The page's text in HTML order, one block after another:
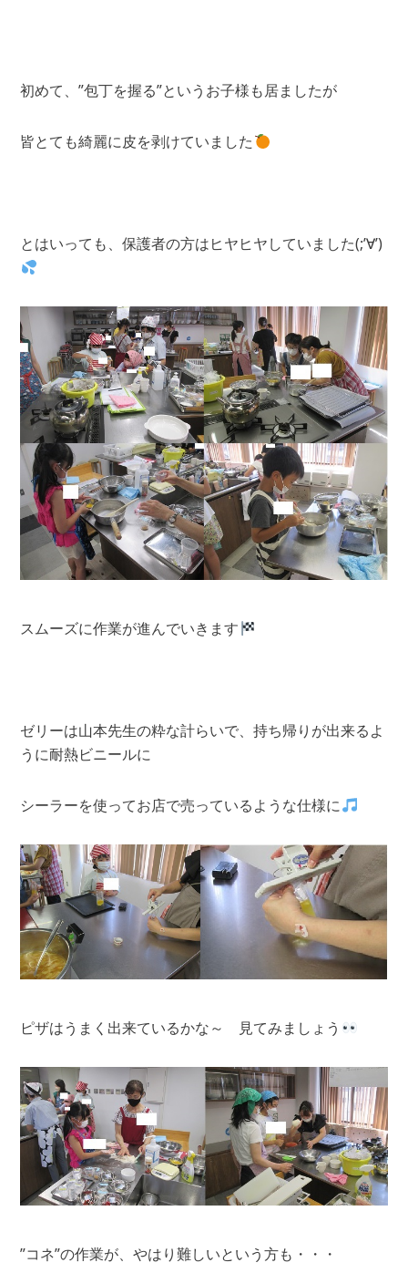
初めて、”包丁を握る”というお子様も居ましたが
皆とても綺麗に皮を剥けていました
とはいっても、保護者の方はヒヤヒヤしていました(;’∀’)
スムーズに作業が進んでいきます
ゼリーは山本先生の粋な計らいで、持ち帰りが出来るよ
うに耐熱ビニールに
シーラーを使ってお店で売っているような仕様に
ピザはうまく出来ているかな～ 見てみましょう
”コネ”の作業が、やはり難しいという方も・・・